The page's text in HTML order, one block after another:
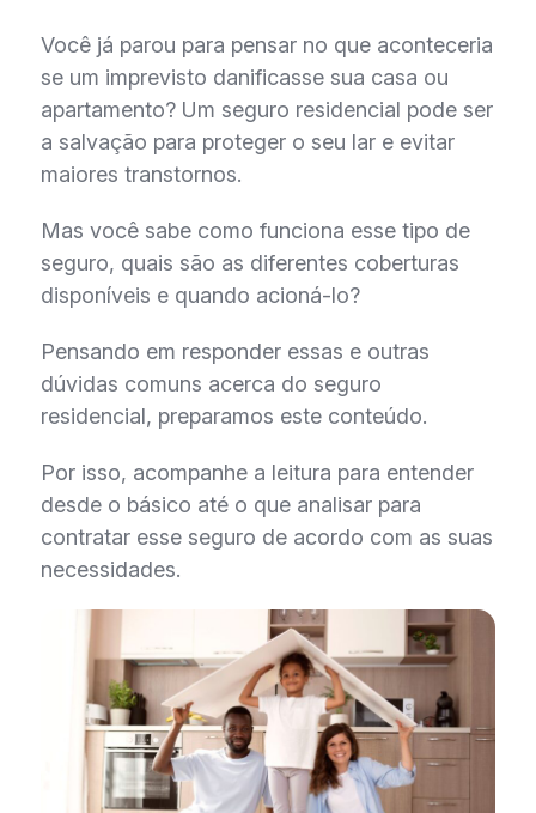
Você já parou para pensar no que aconteceria
se um imprevisto danificasse sua casa ou
apartamento? Um seguro residencial pode ser
a salvação para proteger o seu lar e evitar
maiores transtornos.
Mas você sabe como funciona esse tipo de
seguro, quais são as diferentes coberturas
disponíveis e quando acioná-lo?
Pensando em responder essas e outras
dúvidas comuns acerca do seguro
residencial, preparamos este conteúdo.
Por isso, acompanhe a leitura para entender
desde o básico até o que analisar para
contratar esse seguro de acordo com as suas
necessidades.